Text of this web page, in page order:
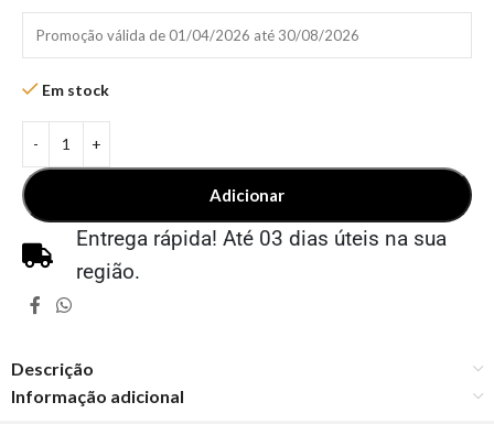
Promoção válida de 01/04/2026 até 30/08/2026
Em stock
Adicionar
Entrega rápida! Até 03 dias úteis na sua
região.
Descrição
Informação adicional